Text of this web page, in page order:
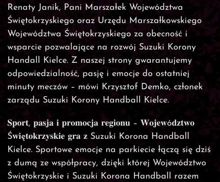
Renaty Janik, Pani Marszałek Województwa
Świętokrzyskiego oraz Urzędu Marszałkowskiego
Województwa Świętokrzyskiego za obecność i
wsparcie pozwalające na rozwój Suzuki Korony
Handall Kielce. Z naszej strony gwarantujemy
odpowiedzialność, pasję i emocje do ostatniej
minuty meczów – mówi Krzysztof Demko, członek
zarządu Suzuki Korony Handball Kielce.
𝐒𝐩𝐨𝐫𝐭, 𝐩𝐚𝐬𝐣𝐚 𝐢 𝐩𝐫𝐨𝐦𝐨𝐜𝐣𝐚 𝐫𝐞𝐠𝐢𝐨𝐧𝐮 – 𝐖𝐨𝐣𝐞𝐰ó𝐝𝐳𝐭𝐰𝐨
Ś𝐰𝐢ę𝐭𝐨𝐤𝐫𝐳𝐲𝐬𝐤𝐢𝐞 𝐠𝐫𝐚 𝐳 Suzuki Korona Handball
Kielce. Sportowe emocje na parkiecie łączą się dziś
z dumą ze współpracy, dzięki której Województwo
Świętokrzyskie i Suzuki Korona Handball razem